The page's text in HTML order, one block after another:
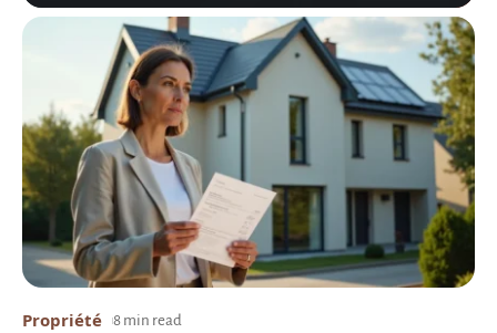
Propriété 8 min read